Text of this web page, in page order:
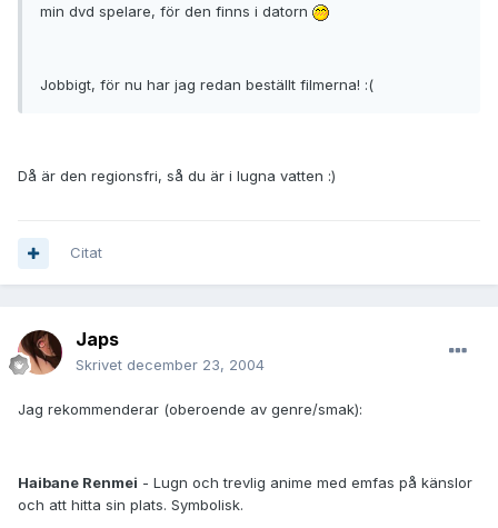
min dvd spelare, för den finns i datorn
Jobbigt, för nu har jag redan beställt filmerna! :(
Då är den regionsfri, så du är i lugna vatten :)
Citat
Japs
Skrivet december 23, 2004
Jag rekommenderar (oberoende av genre/smak):
Haibane Renmei - Lugn och trevlig anime med emfas på känslor
och att hitta sin plats. Symbolisk.